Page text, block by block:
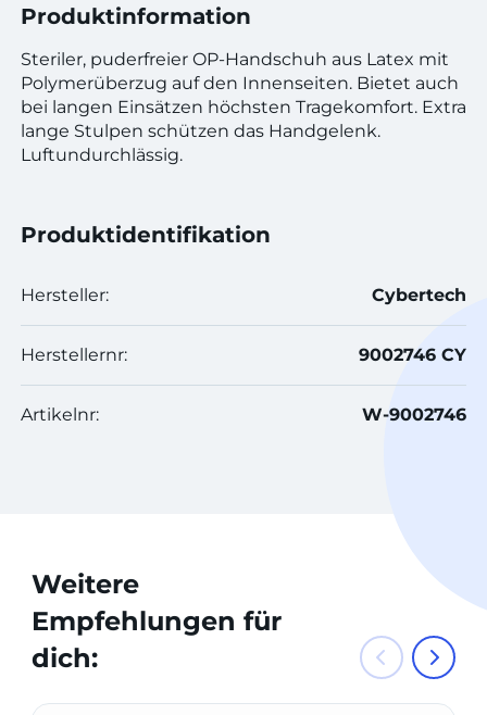
Produktinformation
Steriler, puderfreier OP-Handschuh aus Latex mit
Polymerüberzug auf den Innenseiten. Bietet auch
bei langen Einsätzen höchsten Tragekomfort. Extra
lange Stulpen schützen das Handgelenk.
Luftundurchlässig.
Produktidentifikation
Hersteller: Cybertech
Herstellernr: 9002746 CY
Artikelnr: W-9002746
Weitere
Empfehlungen für
dich: